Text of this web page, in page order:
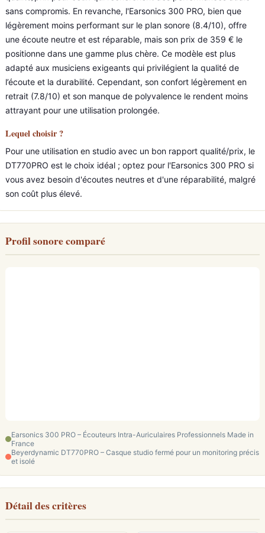
sans compromis. En revanche, l'Earsonics 300 PRO, bien que
légèrement moins performant sur le plan sonore (8.4/10), offre
une écoute neutre et est réparable, mais son prix de 359 € le
positionne dans une gamme plus chère. Ce modèle est plus
adapté aux musiciens exigeants qui privilégient la qualité de
l’écoute et la durabilité. Cependant, son confort légèrement en
retrait (7.8/10) et son manque de polyvalence le rendent moins
attrayant pour une utilisation prolongée.
Lequel choisir ?
Pour une utilisation en studio avec un bon rapport qualité/prix, le
DT770PRO est le choix idéal ; optez pour l'Earsonics 300 PRO si
vous avez besoin d'écoutes neutres et d'une réparabilité, malgré
son coût plus élevé.
Profil sonore comparé
Earsonics 300 PRO – Écouteurs Intra-Auriculaires Professionnels Made in
France
Beyerdynamic DT770PRO – Casque studio fermé pour un monitoring précis
et isolé
Détail des critères